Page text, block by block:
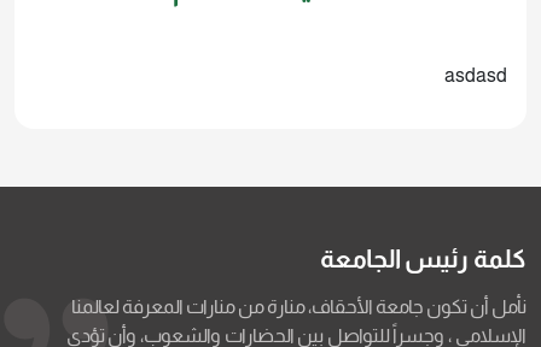
asdasd
كلمة رئيس الجامعة
نأمل أن تكون جامعة الأحقاف، منارة من منارات المعرفة لعالمنا
الإسلامي ، وجسراً للتواصل بين الحضارات والشعوب، وأن تؤدي